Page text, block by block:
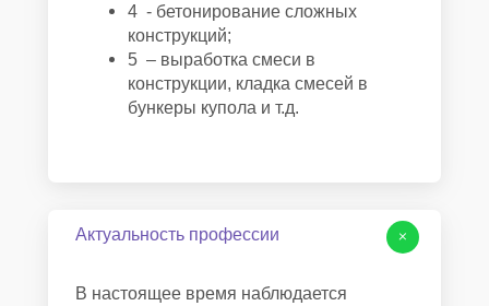
4 - бетонирование сложных
конструкций;
5 – выработка смеси в
конструкции, кладка смесей в
бункеры купола и т.д.
Актуальность профессии
В настоящее время наблюдается
+